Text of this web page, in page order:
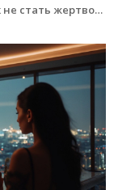
не стать жертвой
из элитного
и расскажу о
клиентов.